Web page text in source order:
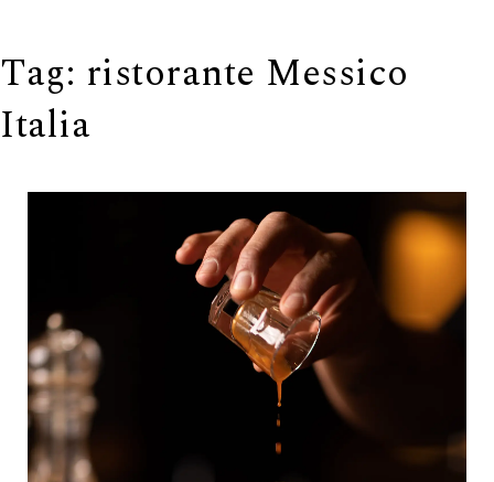
Tag: ristorante Messico
Italia